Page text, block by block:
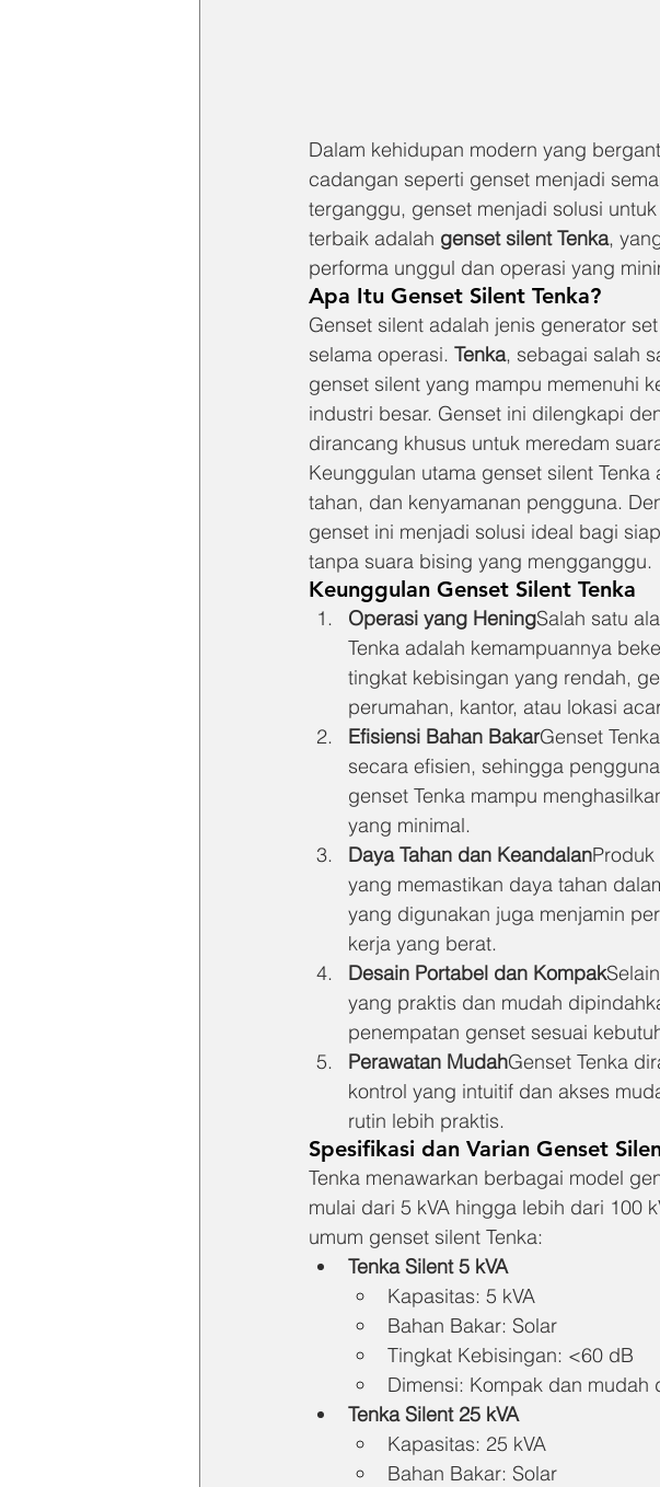
Dalam kehidupan modern yang
cadangan seperti genset menjadi
terganggu, genset menjadi solusi
terbaik adalah genset silent Tenka,
performa unggul dan operasi yang
Apa Itu Genset Silent Tenka?
Genset silent adalah jenis generator
selama operasi. Tenka, sebagai salah
genset silent yang mampu memenuhi
industri besar. Genset ini dilengkapi
dirancang khusus untuk meredam
Keunggulan utama genset silent
tahan, dan kenyamanan pengguna.
genset ini menjadi solusi ideal bagi
tanpa suara bising yang mengganggu.
Keunggulan Genset Silent Tenka
Operasi yang HeningSalah satu
Tenka adalah kemampuannya
tingkat kebisingan yang rendah,
perumahan, kantor, atau lokasi
Efisiensi Bahan BakarGenset
secara efisien, sehingga
genset Tenka mampu
yang minimal.
Daya Tahan dan Keandalan
yang memastikan daya tahan
yang digunakan juga menjamin
kerja yang berat.
Desain Portabel dan Kompak
yang praktis dan mudah
penempatan genset sesuai
Perawatan MudahGenset Tenka
kontrol yang intuitif dan akses
rutin lebih praktis.
Spesifikasi dan Varian Genset
Tenka menawarkan berbagai model
mulai dari 5 kVA hingga lebih dari 100
umum genset silent Tenka:
Tenka Silent 5 kVA
Kapasitas: 5 kVA
Bahan Bakar: Solar
Tingkat Kebisingan: <60 dB
Dimensi: Kompak dan mudah
Tenka Silent 25 kVA
Kapasitas: 25 kVA
Bahan Bakar: Solar